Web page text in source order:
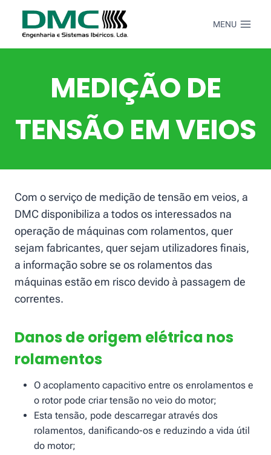
content
MENU
MEDIÇÃO DE
TENSÃO EM VEIOS
Com o serviço de medição de tensão em veios, a
DMC disponibiliza a todos os interessados na
operação de máquinas com rolamentos, quer
sejam fabricantes, quer sejam utilizadores finais,
a informação sobre se os rolamentos das
máquinas estão em risco devido à passagem de
correntes.
Danos de origem elétrica nos
rolamentos
O acoplamento capacitivo entre os enrolamentos e
o rotor pode criar tensão no veio do motor;
Esta tensão, pode descarregar através dos
rolamentos, danificando-os e reduzindo a vida útil
do motor;